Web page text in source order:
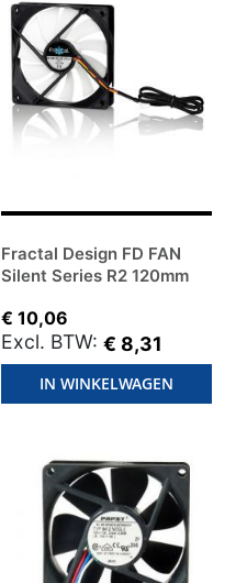
Fractal Design FD FAN
Silent Series R2 120mm
€ 10,06
€ 8,31
IN WINKELWAGEN